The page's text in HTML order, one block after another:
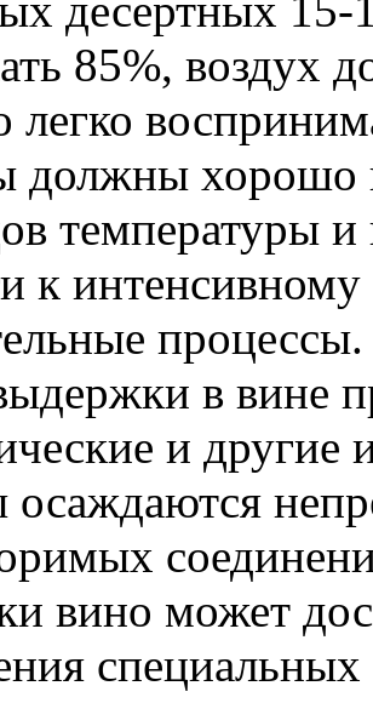
85%, воздух
легко
должны хорошо
температуры
к
процессы.
в вине
и другие
осаждаются
вино может